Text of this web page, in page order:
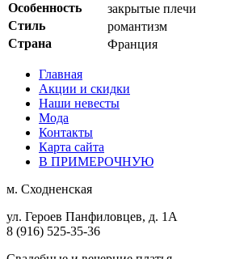
Особенность
закрытые плечи
Стиль
романтизм
Страна
Франция
Главная
Акции и скидки
Наши невесты
Мода
Контакты
Карта сайта
В ПРИМЕРОЧНУЮ
м. Сходненская
ул. Героев Панфиловцев, д. 1А
8 (916) 525-35-36